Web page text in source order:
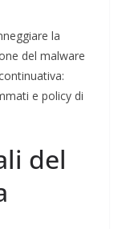
la
del malware
e policy di
del